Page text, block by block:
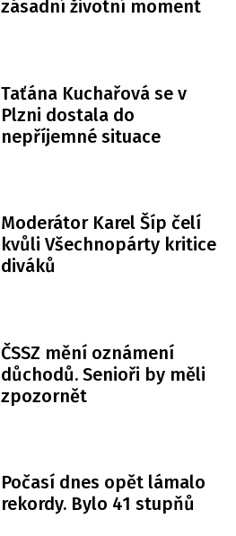
zásadní životní moment
Taťána Kuchařová se v
Plzni dostala do
nepříjemné situace
Moderátor Karel Šíp čelí
kvůli Všechnopárty kritice
diváků
ČSSZ mění oznámení
důchodů. Senioři by měli
zpozornět
Počasí dnes opět lámalo
rekordy. Bylo 41 stupňů